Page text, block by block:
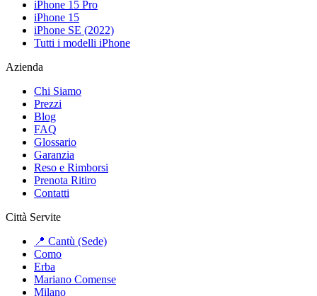
iPhone 15 Pro
iPhone 15
iPhone SE (2022)
Tutti i modelli iPhone
Azienda
Chi Siamo
Prezzi
Blog
FAQ
Glossario
Garanzia
Reso e Rimborsi
Prenota Ritiro
Contatti
Città Servite
📍 Cantù (Sede)
Como
Erba
Mariano Comense
Milano